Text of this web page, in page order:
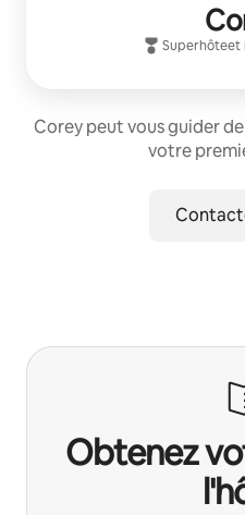
Superhôteet
Corey peut vous guider
votre
Obtenez